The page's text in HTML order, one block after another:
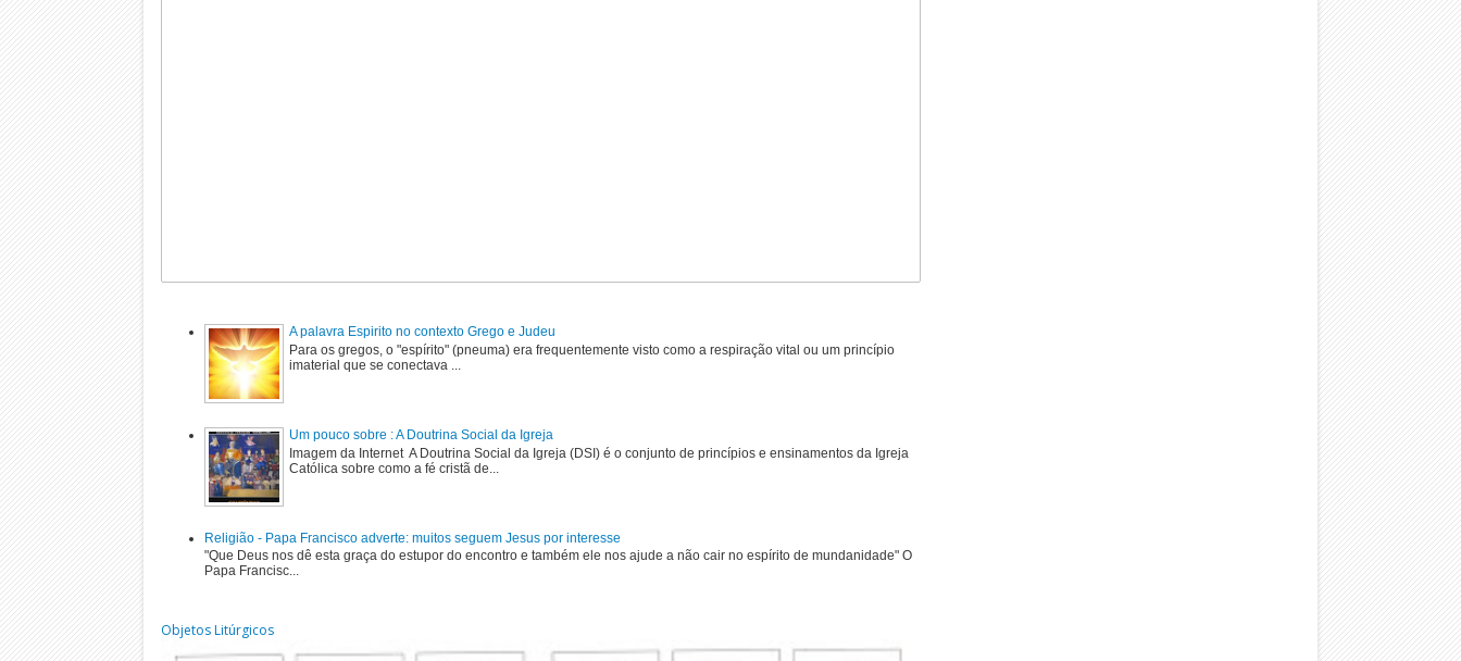
A palavra Espirito no contexto Grego e Judeu
Para os gregos, o "espírito" (pneuma) era frequentemente visto como a respiração vital ou um princípio
imaterial que se conectava ...
Um pouco sobre : A Doutrina Social da Igreja
Imagem da Internet A Doutrina Social da Igreja (DSI) é o conjunto de princípios e ensinamentos da Igreja
Católica sobre como a fé cristã de...
Religião - Papa Francisco adverte: muitos seguem Jesus por interesse
"Que Deus nos dê esta graça do estupor do encontro e também ele nos ajude a não cair no espírito de mundanidade" O
Papa Francisc...
Objetos Litúrgicos